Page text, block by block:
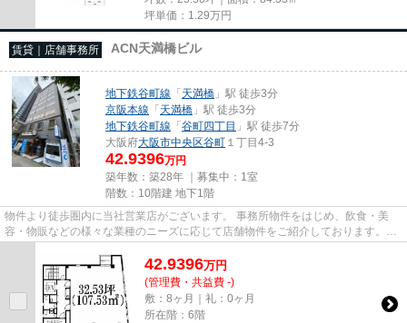
坪単価： 1.29万円
賃貸｜店舗事務所 ACN天満橋ビル
地下鉄谷町線 「天満橋 」駅 徒歩3分
京阪本線 「天満橋 」駅 徒歩3分
地下鉄谷町線 「谷町四丁目 」駅 徒歩7分
大阪府大阪市中央区谷町 １丁目4-3
42.9396万円
築年数：築28年 ｜募集中： 1室
階数：10階建 地下1階
物件より徒歩圏内に当社営業店がございます。 事務所物件をはじめ、飲食・美
容・物販などの様々な業種のニーズに応じて店舗物件をご紹介しております。
尚、弊社ではおとり広告は一切...
42.9396万円
(管理費・共益費 -)
敷：8ヶ月｜礼：0ヶ月
所在階：6階